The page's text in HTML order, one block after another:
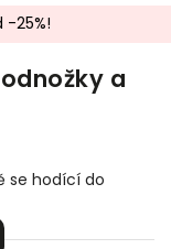
-25%!
a
se hodící do